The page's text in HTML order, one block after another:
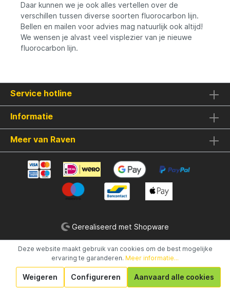
Daar kunnen we je ook alles vertellen over de
verschillen tussen diverse soorten fluorocarbon lijn.
Bellen en mailen voor advies mag natuurlijk ook altijd!
We wensen je alvast veel visplezier van je nieuwe
fluorocarbon lijn.
Service hotline
Informatie
Meer van Raven
Gerealiseerd met Shopware
Deze website maakt gebruik van cookies om de best mogelijke
ervaring te garanderen. Meer informatie...
Weigeren Configureren Aanvaard alle cookies